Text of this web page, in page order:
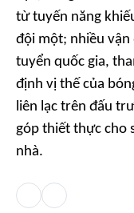
từ tuyến năng
đội một; nhiều
tuyển quốc gia,
định vị thế của
liên lạc trên đấu
góp thiết thực cho
nhà.